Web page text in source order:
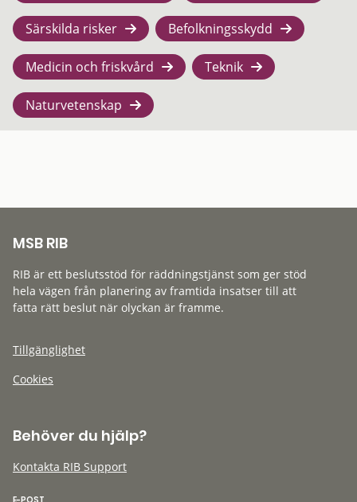
Särskilda risker Befolkningsskydd
Medicin och friskvård Teknik
Naturvetenskap
MSB RIB
RIB är ett beslutsstöd för räddningstjänst som ger stöd
hela vägen från planering av framtida insatser till att
fatta rätt beslut när olyckan är framme.
Tillgänglighet
Cookies
Behöver du hjälp?
Kontakta RIB Support